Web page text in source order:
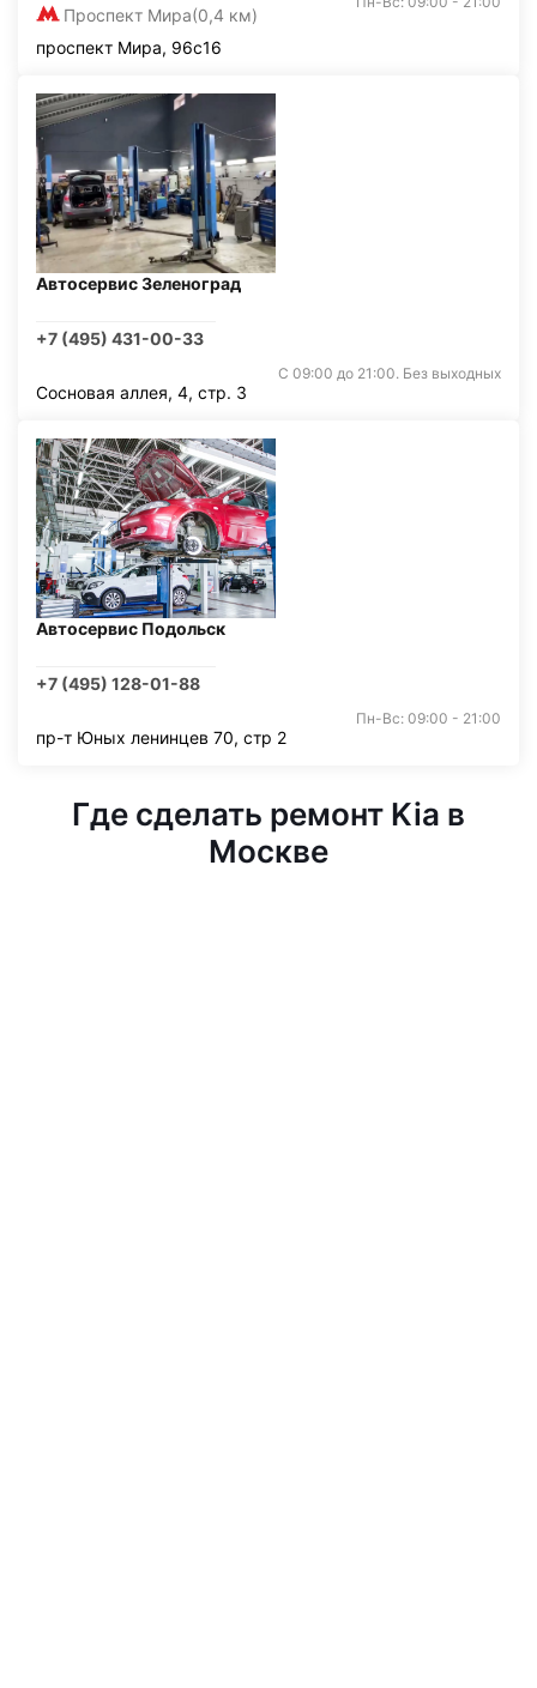
Проспект Мира(0,4 км)
проспект Мира, 96с16
Автосервис Зеленоград
+7 (495) 431-00-33
С 09:00 до 21:00. Без выходных
Сосновая аллея, 4, стр. 3
Автосервис Подольск
+7 (495) 128-01-88
Пн-Вс: 09:00 - 21:00
пр-т Юных ленинцев 70, стр 2
Где сделать ремонт Kia в
Москве